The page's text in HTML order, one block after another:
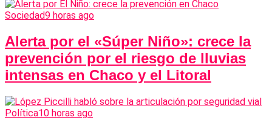
Sociedad9 horas ago
Alerta por el «Súper Niño»: crece la
prevención por el riesgo de lluvias
intensas en Chaco y el Litoral
Política10 horas ago